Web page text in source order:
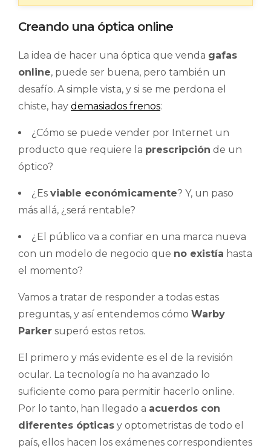
Creando una óptica online
La idea de hacer una óptica que venda gafas
online, puede ser buena, pero también un
desafío. A simple vista, y si se me perdona el
chiste, hay demasiados frenos:
¿Cómo se puede vender por Internet un
producto que requiere la prescripción de un
óptico?
¿Es viable económicamente? Y, un paso
más allá, ¿será rentable?
¿El público va a confiar en una marca nueva
con un modelo de negocio que no existía hasta
el momento?
Vamos a tratar de responder a todas estas
preguntas, y así entendemos cómo Warby
Parker superó estos retos.
El primero y más evidente es el de la revisión
ocular. La tecnología no ha avanzado lo
suficiente como para permitir hacerlo online.
Por lo tanto, han llegado a acuerdos con
diferentes ópticas y optometristas de todo el
país, ellos hacen los exámenes correspondientes